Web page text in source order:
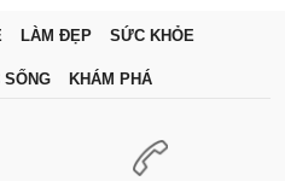
LÀM ĐẸP SỨC KHỎE
SỐNG KHÁM PHÁ